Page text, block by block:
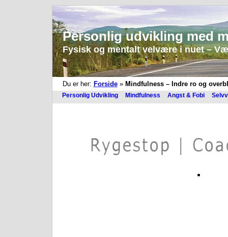
Personlig udvikling med
Fysisk og mentalt velvære i nuet –
Du er her: Forside» Mindfulness – Indre ro og
Personlig Udvikling Mindfulness Angst & Fobi